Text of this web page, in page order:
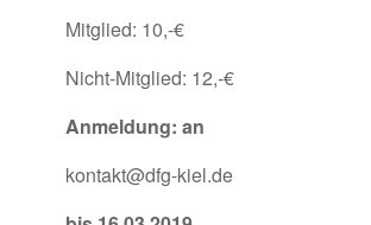
Mitglied: 10,-€
Nicht-Mitglied: 12,-€
Anmeldung: an
kontakt@dfg-kiel.de